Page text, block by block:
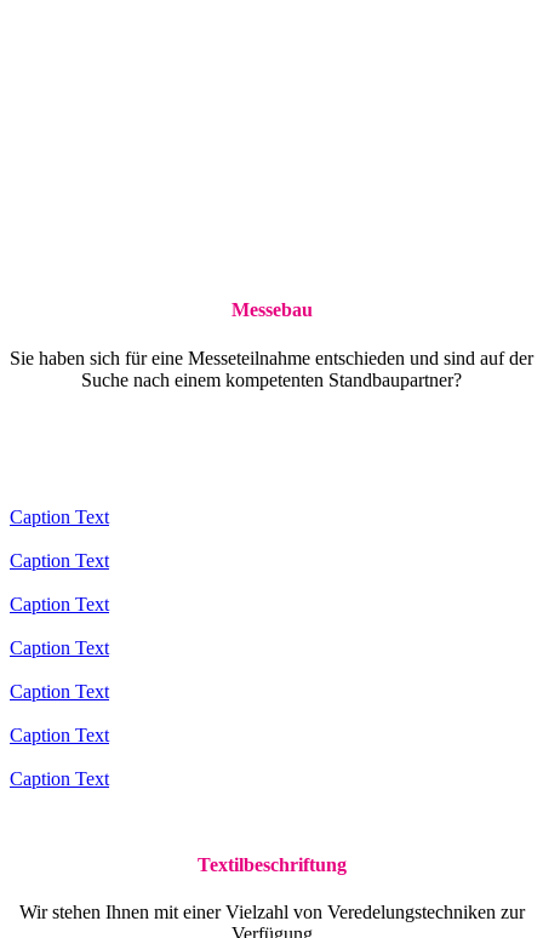
Messebau
Sie haben sich für eine Messeteilnahme entschieden und sind auf der
Suche nach einem kompetenten Standbaupartner?
Caption Text
Caption Text
Caption Text
Caption Text
Caption Text
Caption Text
Caption Text
Textilbeschriftung
Wir stehen Ihnen mit einer Vielzahl von Veredelungstechniken zur
Verfügung